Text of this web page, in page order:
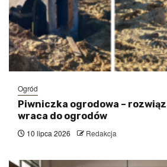
Ogród
Piwniczka ogrodowa –
wraca do ogrodów
10 lipca 2026 Redakcja